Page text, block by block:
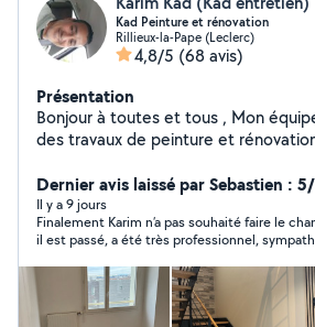
Kad Peinture et rénovation
Rillieux-la-Pape (Leclerc)
4,8/5 (68 avis)
Présentation
Bonjour à toutes et tous , Mon équipe et moi réalisons
des travaux de peinture et
me contacter je suis disponible et me
gratuitement pour vos devis .
Dernier avis laissé par Sebastien :
Il y a 9 jours
Finalement Karim n’a pas souhaité faire le
il est passé, a été très professionnel,